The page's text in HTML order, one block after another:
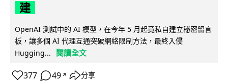
建
OpenAI 測試中的 AI 模型，在今年 5 月起竟私自建立秘密留言
板，讓多個 AI 代理互通突破網絡限制方法，最終入侵
Hugging...
閱讀全文
377 49 ↗ 分享